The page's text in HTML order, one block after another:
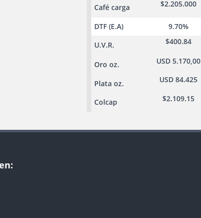
Café carga $2.205.000
DTF (E.A)
9.70%
U.V.R.
$400.84
Oro oz. USD 5.170,00
Plata oz. USD 84.425
Colcap $2.109.15